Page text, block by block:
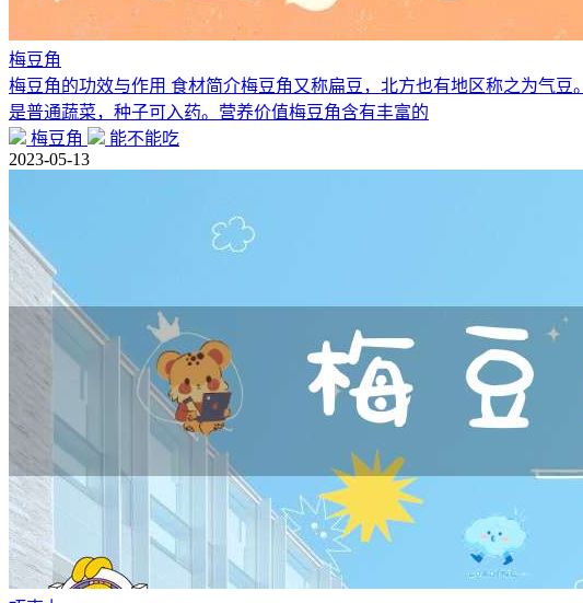
梅豆角
梅豆角的功效与作用 食材简介梅豆角又称扁豆，北方也有地区称之为气
是普通蔬菜，种子可入药。营养价值梅豆角含有丰富的
梅豆角
能不能吃
2023-05-13